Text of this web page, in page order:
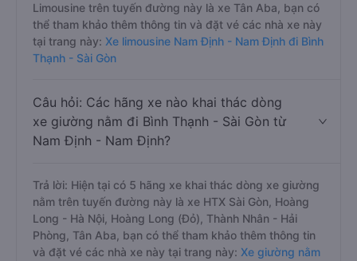
Limousine trên tuyến đường này là xe Tân Aba, bạn có
thể tham khảo thêm thông tin và đặt vé các nhà xe này
tại trang này: Xe limousine Nam Định - Nam Định đi Bình
Thạnh - Sài Gòn
Câu hỏi: Các hãng xe nào khai thác dòng
xe giường nằm đi Bình Thạnh - Sài Gòn từ
Nam Định - Nam Định?
Trả lời: Hiện tại có 5 hãng xe khai thác dòng xe giường
nằm trên tuyến đường này là xe HTX Sài Gòn, Hoàng
Long - Hà Nội, Hoàng Long (Đỏ), Thành Nhân - Hải
Phòng, Tân Aba, bạn có thể tham khảo thêm thông tin
và đặt vé các nhà xe này tại trang này: Xe giường nằm